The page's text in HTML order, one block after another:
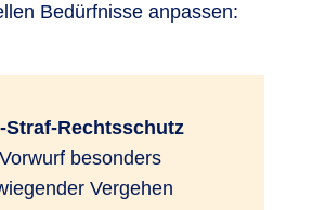
Bedürfnisse anpassen:
Straf-Rechtsschutz
besonders
Vergehen